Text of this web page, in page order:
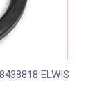
ELWIS